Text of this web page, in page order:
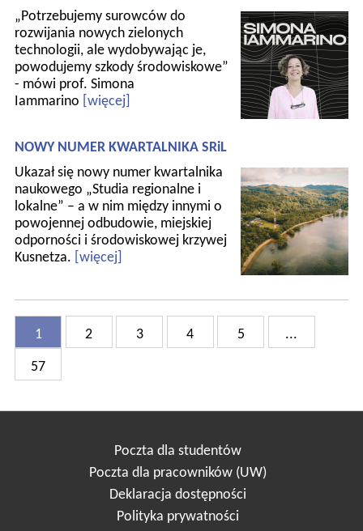
„Potrzebujemy surowców do
rozwijania nowych zielonych
technologii, ale wydobywając je,
powodujemy szkody środowiskowe”
- mówi prof. Simona
Iammarino [więcej]
NOWY NUMER KWARTALNIKA SRiL
Ukazał się nowy numer kwartalnika
naukowego „Studia regionalne i
lokalne” – a w nim między innymi o
powojennej odbudowie, miejskiej
odporności i środowiskowej krzywej
Kusnetza. [więcej]
1 2 3 4 5 ...
57
Poczta dla studentów
Poczta dla pracowników (UW)
Deklaracja dostępności
Polityka prywatności